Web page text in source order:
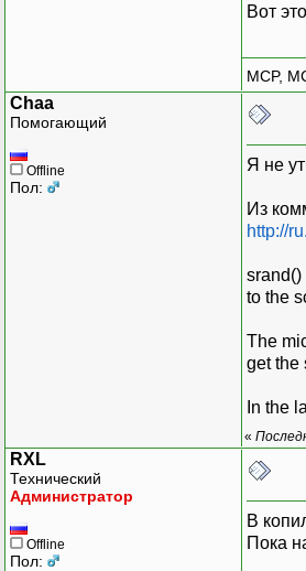
Вот
MCP,
Chaa
Помогающий
Offline
Пол:
Я не
Из
http://
srand()
to the
The
get the
In the
«
RXL
Технический
Администратор
Offline
Пол:
В
Пока